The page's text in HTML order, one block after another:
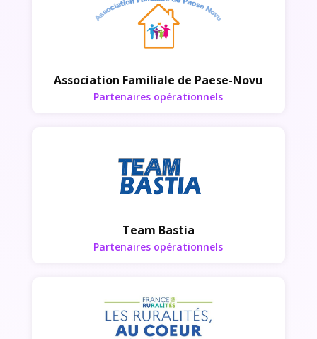
Association Familiale de Paese-Novu
Partenaires opérationnels
Partenaires opérationnels
Team Bastia
Partenaires opérationnels
Partenaires opérationnels
Partenaires opérationnels